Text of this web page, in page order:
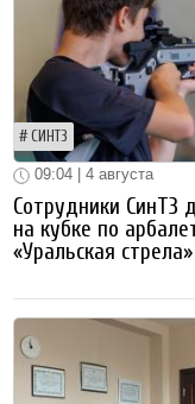
СИНТЗ
09:04 | 4 августа
Сотрудники СинТЗ
на кубке по
«Уральская стрела»